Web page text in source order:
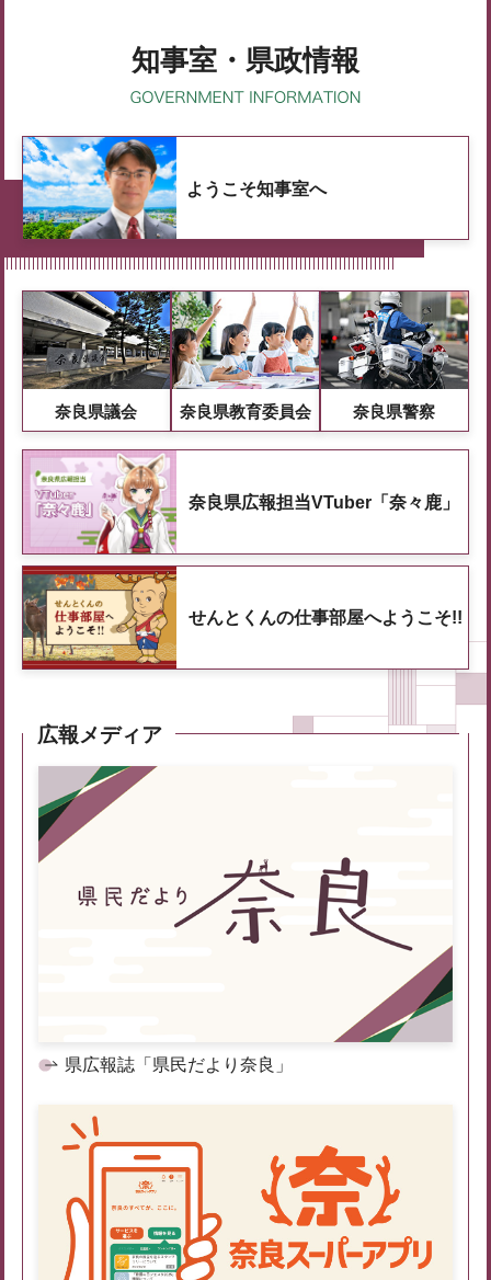
知事室・県政情報
ようこそ知事室へ
奈良県議会 奈良県教育委員会 奈良県警察
奈良県広報担当VTuber「奈々鹿」
せんとくんの仕事部屋へようこそ!!
広報メディア
県広報誌「県民だより奈良」